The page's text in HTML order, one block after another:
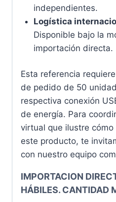
independientes.
Logística
Disponible bajo la
importación directa.
Esta referencia
de pedido de 50
respectiva conexión
de energía. Para
virtual que ilustre
este producto, te
con nuestro equipo
IMPORTACION
HÁBILES. CANTIDAD